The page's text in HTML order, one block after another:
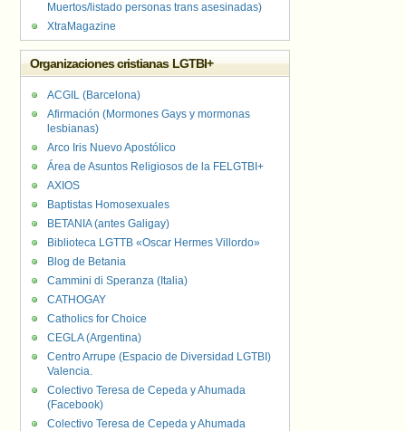
Muertos/listado personas trans asesinadas)
XtraMagazine
Organizaciones cristianas LGTBI+
ACGIL (Barcelona)
Afirmación (Mormones Gays y mormonas
lesbianas)
Arco Iris Nuevo Apostólico
Área de Asuntos Religiosos de la FELGTBI+
AXIOS
Baptistas Homosexuales
BETANIA (antes Galigay)
Biblioteca LGTTB «Oscar Hermes Villordo»
Blog de Betania
Cammini di Speranza (Italia)
CATHOGAY
Catholics for Choice
CEGLA (Argentina)
Centro Arrupe (Espacio de Diversidad LGTBI)
Valencia.
Colectivo Teresa de Cepeda y Ahumada
(Facebook)
Colectivo Teresa de Cepeda y Ahumada